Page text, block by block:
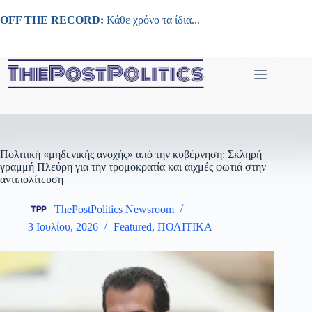
στο
OFF THE RECORD: Κάθε χρόνο τα ίδια...
Πολιτική «μηδενικής ανοχής» από την κυβέρνηση: Σκληρή
γραμμή Πλεύρη για την τρομοκρατία και αιχμές φωτιά στην
αντιπολίτευση
ThePostPolitics Newsroom
3 Ιουλίου, 2026
Featured, ΠΟΛΙΤΙΚΑ